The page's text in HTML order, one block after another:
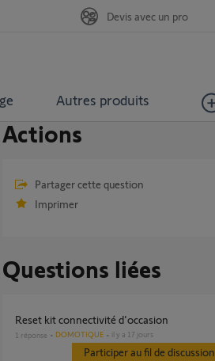
Autres produits
Devis avec un pro
Actions
Partager cette question
Imprimer
Questions liées
Reset kit connectivité d'occasion
1 réponse DOMOTIQUE il y a 17 jours
Participer au fil de discussion